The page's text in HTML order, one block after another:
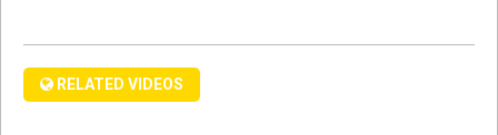
RELATED VIDEOS
Recorder
wxRECand
.apk
频
发
送